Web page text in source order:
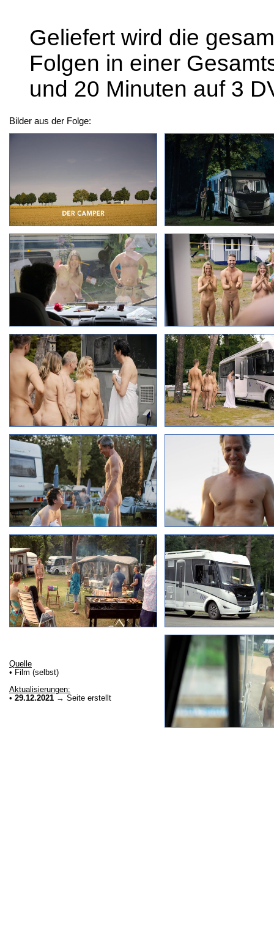
Geliefert wird die
Folgen in einer
und 20 Minuten auf 3
Bilder aus der Folge:
Quelle
• Film (selbst)
Aktualisierungen:
• 29.12.2021 → Seite erstellt